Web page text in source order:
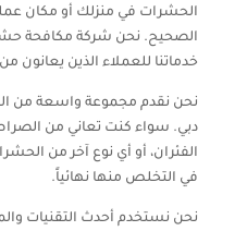
الحشرات في منزلك أو مكان
الصحيح. نحن شركة مكافحة
خدماتنا للعملاء الذين
نحن نقدم مجموعة واسعة من
دبي. سواء كنت تعاني من
الفئران، أو أي نوع آخر من
في التخلص منها نهائياً.
نحن نستخدم أحدث التقنيات